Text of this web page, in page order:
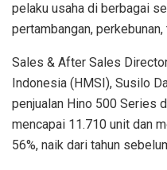
pelaku usaha di berbagai
pertambangan,
Sales & After Sales
Indonesia (HMSI), Susilo
penjualan Hino 500 Series
mencapai 11.710 unit dan
56%, naik dari tahun